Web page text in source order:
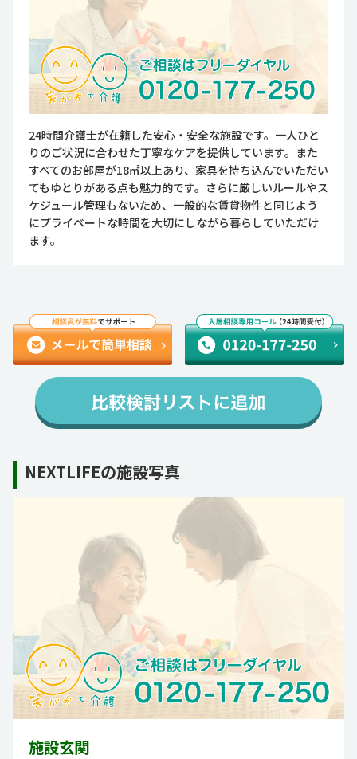
24時間介護士が在籍した安心・安全な施設です。一人ひと
りのご状況に合わせた丁寧なケアを提供しています。また
すべてのお部屋が18㎡以上あり、家具を持ち込んでいただい
てもゆとりがある点も魅力的です。さらに厳しいルールやス
ケジュール管理もないため、一般的な賃貸物件と同じよう
にプライベートな時間を大切にしながら暮らしていただけ
ます。
NEXTLIFEの施設写真
施設玄関